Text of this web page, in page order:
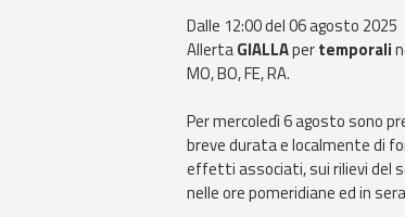
Dalle 12:00 del 06 agosto 2025
AllertaGIALLApertemporali
MO, BO, FE, RA.
Per mercoledì 6 agosto sono
breve durata e localmente di
effetti associati, sui rilievi del
nelle ore pomeridiane ed in